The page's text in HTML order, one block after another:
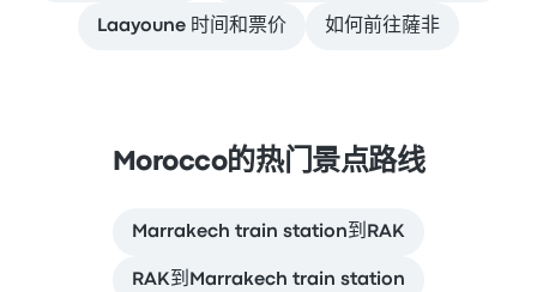
Laayoune 时间和票价 如何前往薩非
Morocco的热门景点路线
Marrakech train station到RAK
RAK到Marrakech train station